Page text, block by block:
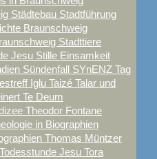
Städtebau Stadtführung
Braunschweig
Stadttiere
Jesu Stille Einsamkeit
Sündenfall SYnENZ Tag
Iglu Taizé Talar und
Te Deum
Theodor Fontane
in Biographien
Thomas Müntzer
Todesstunde Jesu Tora